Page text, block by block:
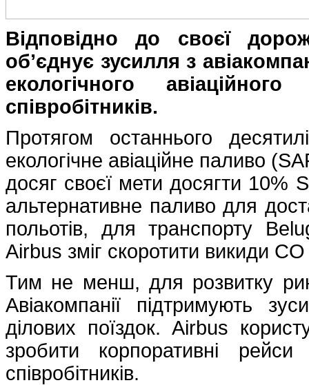
Відповідно до своєї
об’єднує зусилля з
екологічного
співробітників.
Протягом останнього
екологічне авіаційне паливо
досяг своєї мети досягти 10%
альтернативне паливо для
польотів, для транспорту
Airbus зміг скоротити викиди
Тим не менш, для розвитку
Авіакомпанії підтримують
ділових поїздок. Airbus
зробити корпоративні
співробітників.